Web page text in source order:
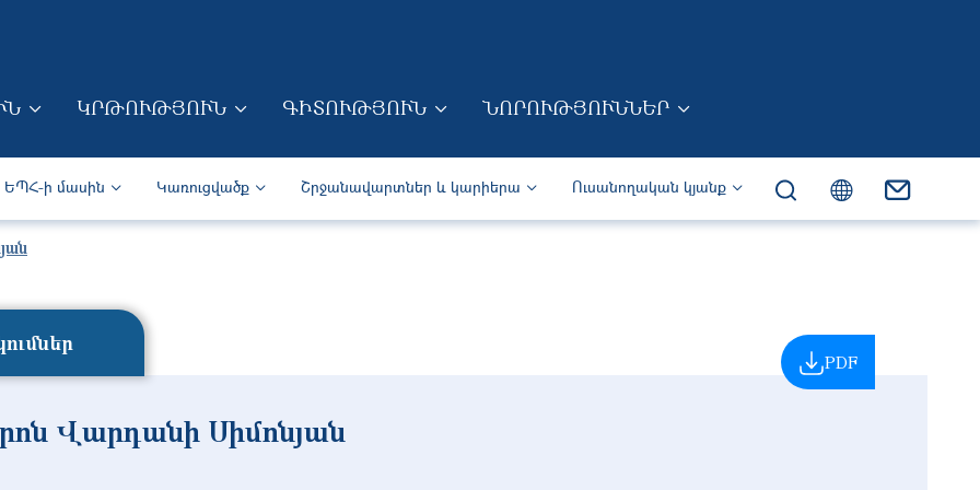
(ARM)
ԿՐԹՈՒԹՅՈՒՆ ԳԻՏՈՒԹՅՈՒՆ ՆՈՐՈՒԹՅՈՒՆՆԵՐ
Secondary navigation (Arm)
ԵՊՀ-ի մասին Կառուցվածք Շրջանավարտներ և կարիերա Ուսանողական կյանք
PDF
Վարդանի Սիմոնյան